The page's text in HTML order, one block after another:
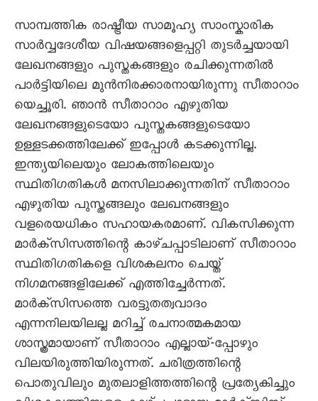
സാമ്പത്തിക രാഷ്ട്രീയ സാമൂഹ്യ സാംസ്കാരിക
സാര്‍വ്വദേശീയ വിഷയങ്ങളെപ്പറ്റി തുടര്‍ച്ചയായി
ലേഖനങ്ങളും പുസ്തകങ്ങളും രചിക്കുന്നതില്‍
പാര്‍ട്ടിയിലെ മുന്‍നിരക്കാരനായിരുന്നു സീതാറാം
യെച്ചൂരി. ഞാന്‍ സീതാറാം എഴുതിയ
ലേഖനങ്ങളുടെയോ പുസ്തകങ്ങളുടെയോ
ഉള്ളടക്കത്തിലേക്ക് ഇപ്പോള്‍ കടക്കുന്നില്ല.
ഇന്ത്യയിലെയും ലോകത്തിലെയും
സ്ഥിതിഗതികള്‍ മനസിലാക്കുന്നതിന് സീതാറാം
എഴുതിയ പുസ്തങ്ങലും ലേഖനങ്ങളും
വളരെയധികം സഹായകരമാണ്. വികസിക്കുന്ന
മാര്‍ക്സിസത്തിന്റെ കാഴ്ചപ്പാടിലാണ് സീതാറാം
സ്ഥിതിഗതികളെ വിശകലനം ചെയ്ത്
നിഗമനങ്ങളിലേക്ക് എത്തിച്ചേര്‍ന്നത്.
മാര്‍ക്സിസത്തെ വരട്ടുതത്വവാദം
എന്നനിലയിലല്ല മറിച്ച് രചനാത്മകമായ
ശാസ്ത്രമായാണ് സീതാറാം എല്ലായ്-പ്പോഴും
വിലയിരുത്തിയിരുന്നത്. ചരിത്രത്തിന്റെ
പൊതുവിലും മുതലാളിത്തത്തിന്റെ പ്രത്യേകിച്ചും